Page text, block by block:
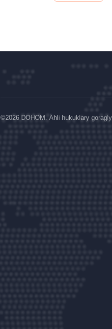
©2026 DOHOM. Ähli hukuklary goragly